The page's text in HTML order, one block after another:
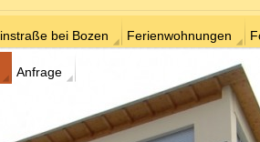
bei Bozen Ferienwohnungen
Anfrage